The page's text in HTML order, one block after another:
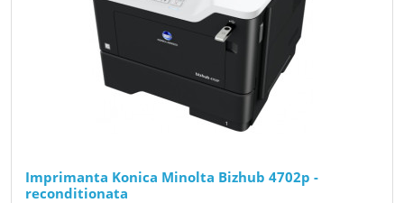
Imprimanta Konica Minolta Bizhub 4702p -
reconditionata